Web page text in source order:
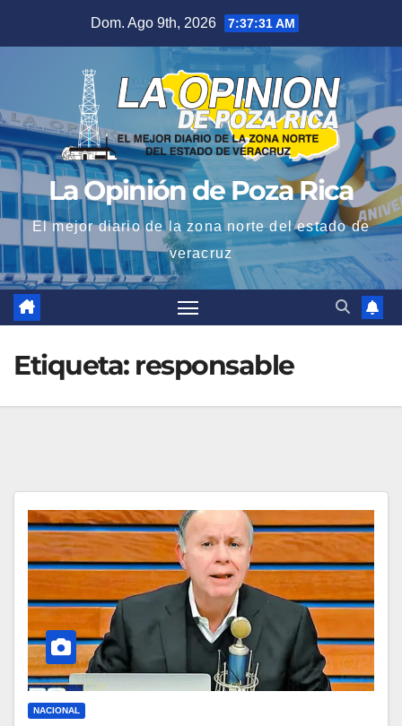
Dom. Ago 9th, 2026 7:37:32 AM
La Opinión de Poza Rica
El mejor diario de la zona norte del estado de
veracruz
Etiqueta: responsable
NACIONAL